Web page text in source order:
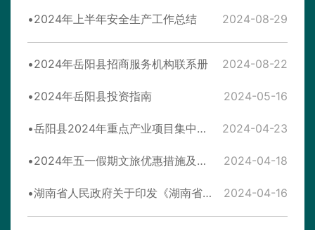
2024年上半年安全生产工作总结 2024-08-29
2024年岳阳县招商服务机构联系册 2024-08-22
2024年岳阳县投资指南 2024-05-16
岳阳县2024年重点产业项目集中签约 2024-04-23
2024年五一假期文旅优惠措施及宣传活动一览 2024-04-18
湖南省人民政府关于印发《湖南省推动大规模设备更新和消费品以旧换新实施方案》的通知 2024-04-16